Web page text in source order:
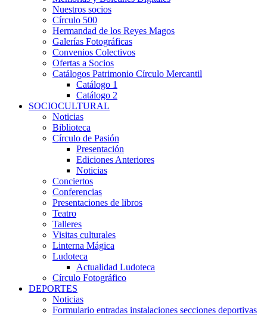
Nuestros socios
Círculo 500
Hermandad de los Reyes Magos
Galerías Fotográficas
Convenios Colectivos
Ofertas a Socios
Catálogos Patrimonio Círculo Mercantil
Catálogo 1
Catálogo 2
SOCIOCULTURAL
Noticias
Biblioteca
Círculo de Pasión
Presentación
Ediciones Anteriores
Noticias
Conciertos
Conferencias
Presentaciones de libros
Teatro
Talleres
Visitas culturales
Linterna Mágica
Ludoteca
Actualidad Ludoteca
Círculo Fotográfico
DEPORTES
Noticias
Formulario entradas instalaciones secciones deportivas